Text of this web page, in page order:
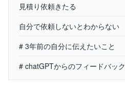
見積り依頼きたる
自分で依頼しないとわからない
# 3年前の自分に伝えたいこと
# chatGPTからのフィードバック